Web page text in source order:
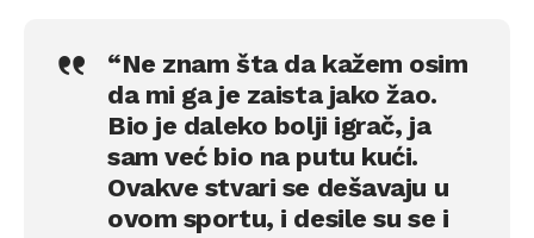
“Ne znam šta da kažem osim
da mi ga je zaista jako žao.
Bio je daleko bolji igrač, ja
sam već bio na putu kući.
Ovakve stvari se dešavaju u
ovom sportu, i desile su se i